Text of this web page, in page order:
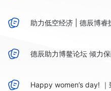
助力低空经济 | 德辰博睿
德辰助力博鳌论坛 倾力
Happy women’s day! ｜